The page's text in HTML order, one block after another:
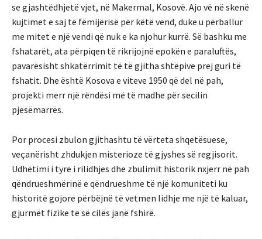
se gjashtëdhjetë vjet, në Makermal, Kosovë. Ajo vë në skenë
kujtimet e saj të fëmijërisë për këtë vend, duke u përballur
me mitet e një vendi që nuk e ka njohur kurrë. Së bashku me
fshatarët, ata përpiqen të rikrijojnë epokën e paraluftës,
pavarësisht shkatërrimit të të gjitha shtëpive prej guri të
fshatit. Dhe është Kosova e viteve 1950 që del në pah,
projekti merr një rëndësi më të madhe për secilin
pjesëmarrës.
Por procesi zbulon gjithashtu të vërteta shqetësuese,
veçanërisht zhdukjen misterioze të gjyshes së regjisorit.
Udhëtimi i tyre i rilidhjes dhe zbulimit historik nxjerr në pah
qëndrueshmërinë e qëndrueshme të një komuniteti ku
historitë gojore përbëjnë të vetmen lidhje me një të kaluar,
gjurmët fizike të së cilës janë fshirë.